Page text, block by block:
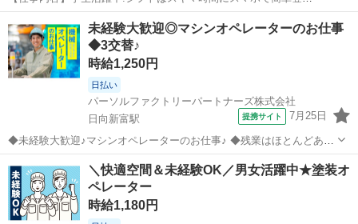
録!PayPay払いも可能です 仕事内容 引越のアシスタント業務 荷造り
などの軽作業 荷物運び・搬出・搬入 …etc まずは先輩スタッフがフォ
ロ...
アルバイト・パート
未経験大歓迎◎マシンオペレーターのお仕事
◆3交替♪
時給1,250円
日払い
パーソルファクトリーパートナーズ株式会社
日向新富駅
提携サイト 7月25日
◆未経験大歓迎♪マシンオペレーターのお仕事♪ ◆残業はほとんどあり
ません☆ ◆正社員登用制度あり 半導体部品製造のマシンオペレーター
のお仕事です♪ 機械操作といってもマニュアル通りに操作していただ
くだけなので難しいことは一...
日向新富駅 工場
＼快適空間＆未経験OK／男女活躍中★塗装オ
ペレーター
時給1,180円